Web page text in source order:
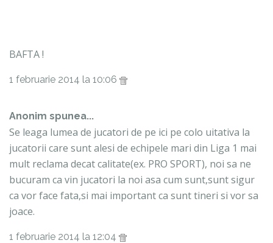
BAFTA !
1 februarie 2014 la 10:06
Anonim spunea...
Se leaga lumea de jucatori de pe ici pe colo uitativa la
jucatorii care sunt alesi de echipele mari din Liga 1 mai
mult reclama decat calitate(ex. PRO SPORT), noi sa ne
bucuram ca vin jucatori la noi asa cum sunt,sunt sigur
ca vor face fata,si mai important ca sunt tineri si vor sa
joace.
1 februarie 2014 la 12:04